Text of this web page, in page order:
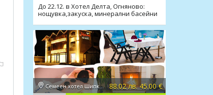
До 22.12. в Хотел Делта, Огняново:
нощувка,закуска, минерални басейни
Семеен хотел Шипково 3*, с. Шипково 88.02 лв. 45.00 €